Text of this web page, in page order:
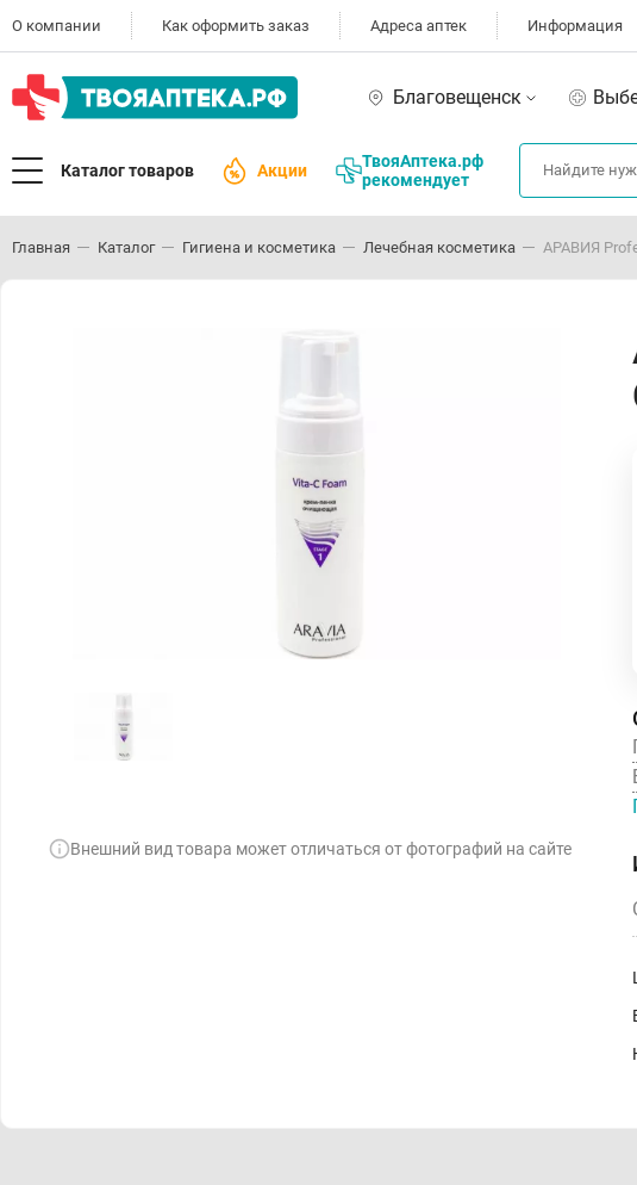
О компании Как оформить заказ Адреса аптек Информация
Благовещенск
Каталог товаров Акции
ТвояАптека.рф
рекомендует
Главная Каталог Гигиена и косметика Лечебная косметика АРАВИЯ
Внешний вид товара может отличаться от фотографий на сайте